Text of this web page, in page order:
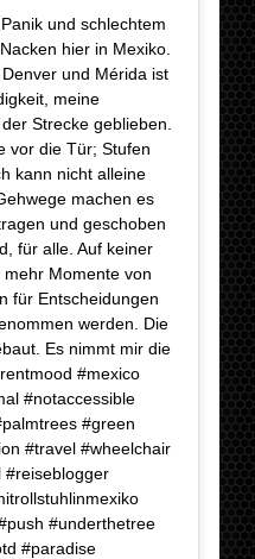
und schlechtem
hier in Mexiko.
und Mérida ist
meine
Strecke geblieben.
vor die Tür; Stufen
kann nicht alleine
machen es
und geschoben
für alle. Auf keiner
Momente von
für Entscheidungen
werden. Die
Es nimmt mir die
#mexico
#notaccessible
#green
#travel #wheelchair
#reiseblogger
#underthetree
#paradise